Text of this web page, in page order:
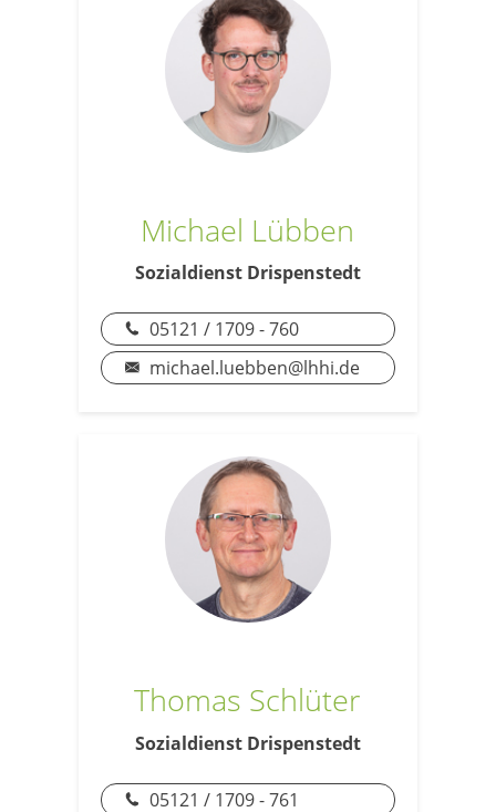
Michael Lübben
Sozialdienst Drispenstedt
05121 / 1709 - 760
michael.luebben@lhhi.de
Thomas Schlüter
Sozialdienst Drispenstedt
05121 / 1709 - 761